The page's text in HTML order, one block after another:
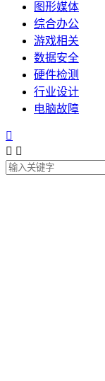
图形媒体
综合办公
游戏相关
数据安全
硬件检测
行业设计
电脑故障

 